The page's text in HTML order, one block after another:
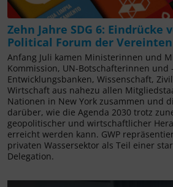
Zehn Jahre SDG 6: Eindrücke
Political Forum der
Anfang Juli kamen Ministerinnen und
Kommission, UN-Botschafterinnen und
Entwicklungsbanken, Wissenschaft,
Wirtschaft aus nahezu allen
Nationen in New York zusammen und
darüber, wie die Agenda 2030 trotz
geopolitischer und wirtschaftlicher
erreicht werden kann. GWP
privaten Wassersektor als Teil einer
Delegation.